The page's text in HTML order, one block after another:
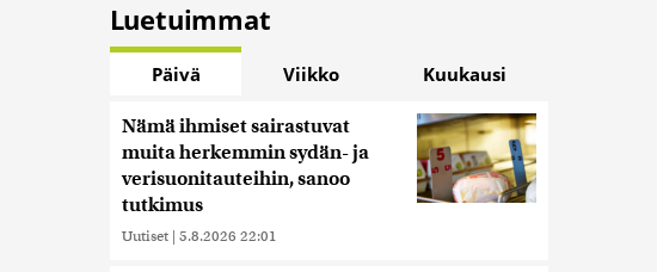
Luetuimmat
Päivä Viikko Kuukausi
Nämä ihmiset sairastuvat
muita herkemmin sydän- ja
verisuonitauteihin, sanoo
tutkimus
Uutiset | 5.8.2026 22:01